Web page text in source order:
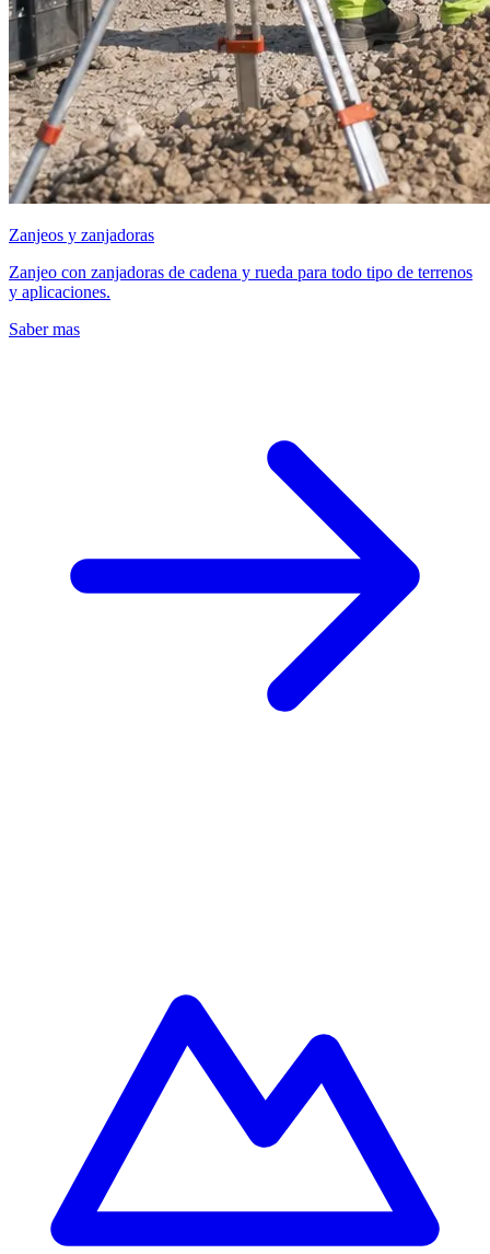
Zanjeos y zanjadoras
Zanjeo con zanjadoras de cadena y rueda para todo tipo de terrenos
y aplicaciones.
Saber mas